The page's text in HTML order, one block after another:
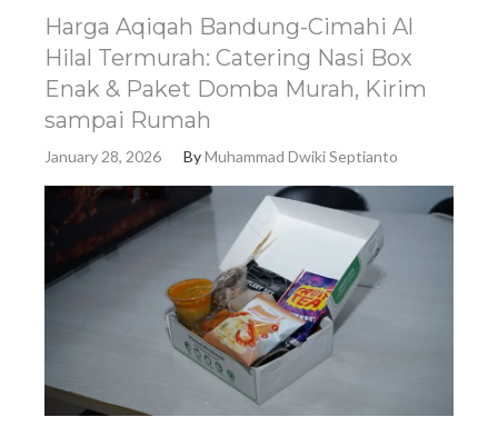
Harga Aqiqah Bandung-Cimahi Al
Hilal Termurah: Catering Nasi Box
Enak & Paket Domba Murah, Kirim
sampai Rumah
January 28, 2026 ByMuhammad Dwiki Septianto